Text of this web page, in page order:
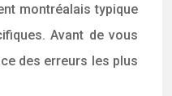
montréalais typique
Avant de vous
des erreurs les plus